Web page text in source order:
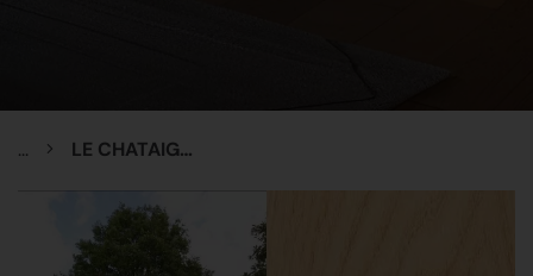
... LE CHATAIGNIER